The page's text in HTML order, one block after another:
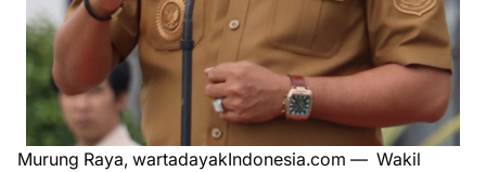
Murung Raya, wartadayakIndonesia.com — Wakil